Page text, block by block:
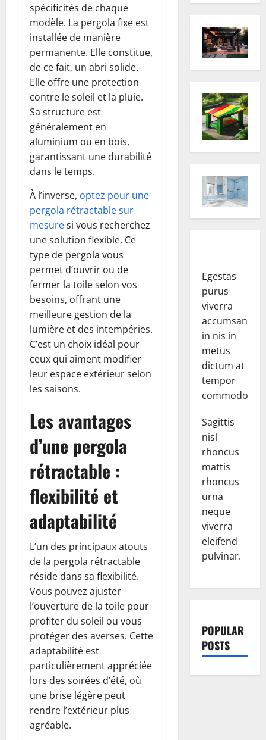
spécificités de chaque
modèle. La pergola fixe est
installée de manière
permanente. Elle constitue,
de ce fait, un abri solide.
Elle offre une protection
contre le soleil et la pluie.
Sa structure est
généralement en
aluminium ou en bois,
garantissant une durabilité
dans le temps.
À l’inverse, optez pour une
pergola rétractable sur
mesuresi vous recherchez
une solution flexible. Ce
type de pergola vous
permet d’ouvrir ou de
fermer la toile selon vos
besoins, offrant une
meilleure gestion de la
lumière et des intempéries.
C’est un choix idéal pour
ceux qui aiment modifier
leur espace extérieur selon
les saisons.
Les avantages
d’une pergola
rétractable :
flexibilité et
adaptabilité
L’un des principaux atouts
de la pergola rétractable
réside dans sa flexibilité.
Vous pouvez ajuster
l’ouverture de la toile pour
profiter du soleil ou vous
protéger des averses. Cette
adaptabilité est
particulièrement appréciée
lors des soirées d’été, où
une brise légère peut
rendre l’extérieur plus
agréable.
Egestas
purus
viverra
accumsan
in nis in
metus
dictum at
tempor
commodo.
Sagittis
nisl
rhoncus
mattis
rhoncus
urna
neque
viverra
eleifend
pulvinar.
POPULAR
POSTS